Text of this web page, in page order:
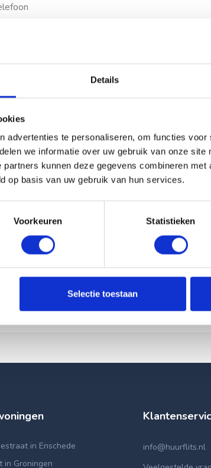
Details
advertenties te personaliseren, om functies voor
we informatie over uw gebruik van onze site
kunnen deze gegevens combineren met
op basis van uw gebruik van hun services.
Voorkeuren Statistieken
Selectie toestaan
in Enschede
in Groningen
info@huurflits.nl